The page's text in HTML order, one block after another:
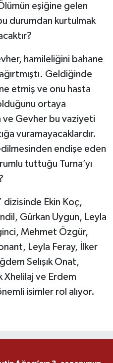
eşiğine gelen
durumdan kurtulmak
hamileliğini bahane
Geldiğinde
etmiş ve onu hasta
ortaya
ve Gevher bu vaziyeti
vuramayacaklardır.
endişe eden
tuttuğu Turna’yı
dizisinde Ekin Koç,
Gürkan Uygun, Leyla
Mehmet Özgür,
Leyla Feray, İlker
Selışık Onat,
ve Erdem
isimler rol alıyor.